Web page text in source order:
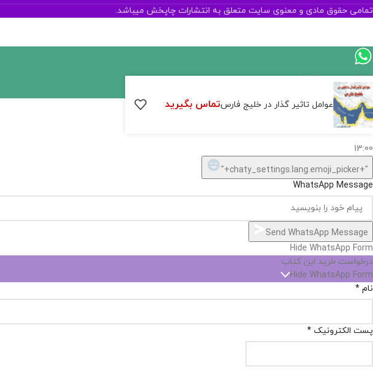
تمامی حقوق مادی و معنوی سایت متعلق به انتشارات چاپخش میباشد.
عوامل تاثیر گذار در خلیج فارستماس بگیرید
اگر
موجود
نیست,
شاید
تهیه
Open
chaty
chaty
buttons
1
Hide
chaty
ارسال پیام در واتساپ
کارشناس فروش
سلام, چطور میتونم کمکتون کنم؟
13:00
WhatsApp Message